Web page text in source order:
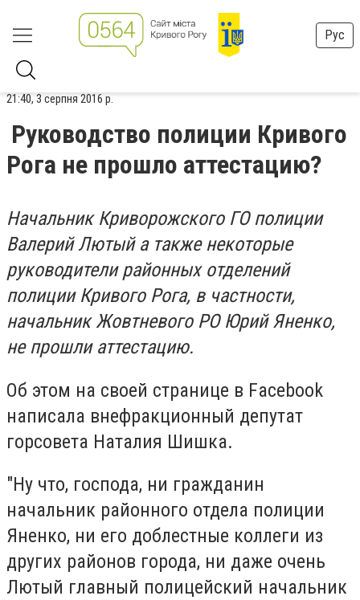
Рус
21:40, 3 серпня 2016 р.
Руководство полиции Кривого
Рога не прошло аттестацию?
Начальник Криворожского ГО полиции
Валерий Лютый а также некоторые
руководители районных отделений
полиции Кривого Рога, в частности,
начальник Жовтневого РО Юрий Яненко,
не прошли аттестацию.
Об этом на своей странице в Facebook
написала внефракционный депутат
горсовета Наталия Шишка.
"Ну что, господа, ни гражданин
начальник районного отдела полиции
Яненко, ни его доблестные коллеги из
других районов города, ни даже очень
Лютый главный полицейский начальник